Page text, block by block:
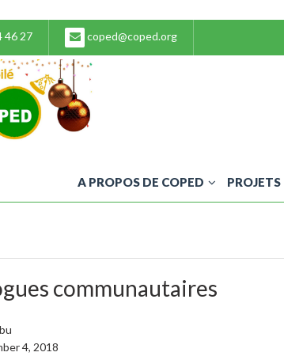
46 27 coped@coped.org
A PROPOS DE COPED PROJETS
communautaires
4, 2018